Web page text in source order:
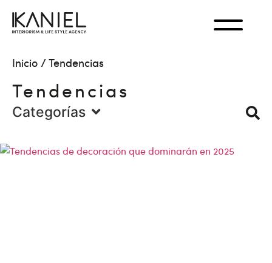
Inicio /Tendencias
Tendencias
Categorías